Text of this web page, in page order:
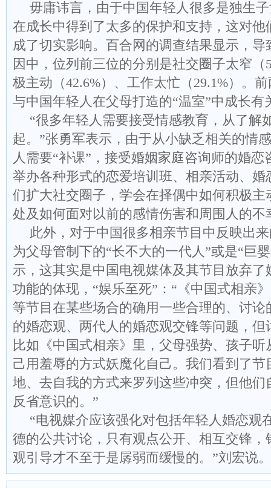
毋庸讳言，由于中国年轻人很多是独生
在成长中得到了太多的保护和支持，这对他
成了切实影响。百合网的调查结果显示，导
因中，位列前三位的分别是社交圈子太窄（
极主动（42.6%）、工作太忙（29.1%）。
与中国年轻人在父母打造的“温室”中成长有
“很多年轻人需要接受情感教育，从了解
起。”张勇军表示，由于从小缺乏相关的情
人需要“补课”，接受婚姻家庭咨询师的婚恋
举办各种形式的恋爱培训班、相亲活动、婚
们扩大社交圈子，学会在择偶中如何积极主
处及如何面对以前的感情伤害和周围人的不
此外，对于中国很多相亲节目中反映出
为父母管制下的“长不大的一代人”或是“巨
示，这其实是中国电视媒体及其节目放弃了
功能的体现，“娱乐至死”：“《中国式相亲
等节目在某些场合的确用一些合理的、讨论
的婚恋观、两代人的婚恋观交锋等问题，但
比如《中国式相亲》里，父母强势、孩子
己用羞辱的方式妖魔化自己。我们看到了节
地、去自我的方式来罗列这些冲突，但他们
反省意识的。”
“电视媒介应该强化对包括年轻人婚恋观
德的公共讨论，只有观点公开、相互交锋，
观引导才不至于是孱弱而缓慢的。”刘宏说。